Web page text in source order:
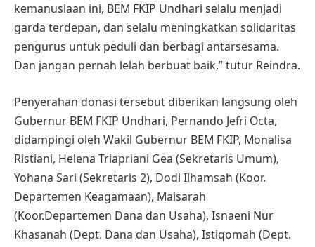
kemanusiaan ini, BEM FKIP Undhari selalu menjadi
garda terdepan, dan selalu meningkatkan solidaritas
pengurus untuk peduli dan berbagi antarsesama.
Dan jangan pernah lelah berbuat baik,” tutur Reindra.
Penyerahan donasi tersebut diberikan langsung oleh
Gubernur BEM FKIP Undhari, Pernando Jefri Octa,
didampingi oleh Wakil Gubernur BEM FKIP, Monalisa
Ristiani, Helena Triapriani Gea (Sekretaris Umum),
Yohana Sari (Sekretaris 2), Dodi Ilhamsah (Koor.
Departemen Keagamaan), Maisarah
(Koor.Departemen Dana dan Usaha), Isnaeni Nur
Khasanah (Dept. Dana dan Usaha), Istiqomah (Dept.